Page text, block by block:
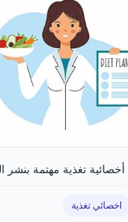
اخصائي تغذية